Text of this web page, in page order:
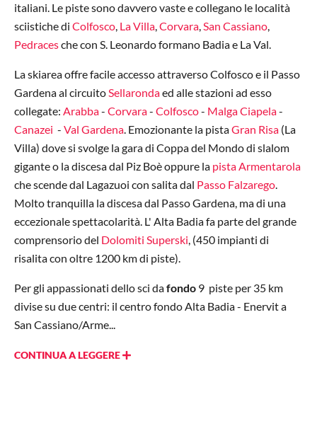
italiani. Le piste sono davvero vaste e collegano le località
sciistiche di Colfosco, La Villa,Corvara,San Cassiano,
Pedracesche con S. Leonardo formano Badia e La Val.
La skiarea offre facile accesso attraverso Colfosco e il Passo
Gardena al circuitoSellarondaed alle stazioni ad esso
collegate: Arabba- Corvara- Colfosco- Malga Ciapela-
Canazei - Val Gardena. Emozionante la pistaGran Risa (La
Villa) dove si svolge la gara di Coppa del Mondo di slalom
gigante o la discesa dal Piz Boè oppure la pista Armentarola
che scende dal Lagazuoi con salita dal Passo Falzarego.
Molto tranquilla la discesa dal Passo Gardena, ma di una
eccezionale spettacolarità. L' Alta Badia fa parte del grande
comprensorio del Dolomiti Superski, (450 impianti di
risalita con oltre 1200 km di piste).
Per gli appassionati dello sci dafondo 9 piste per 35 km
divise su due centri: il centro fondo Alta Badia - Enervit a
San Cassiano/Arme...
CONTINUA A LEGGERE